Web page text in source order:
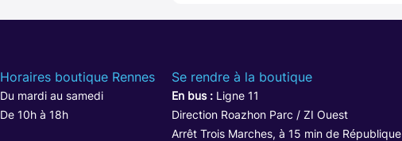
Horaires boutique Rennes
Du mardi au samedi
De 10h à 18h
Se rendre à la boutique
En bus :Ligne 11
Direction Roazhon Parc / ZI Ouest
Arrêt Trois Marches, à 15 min de République